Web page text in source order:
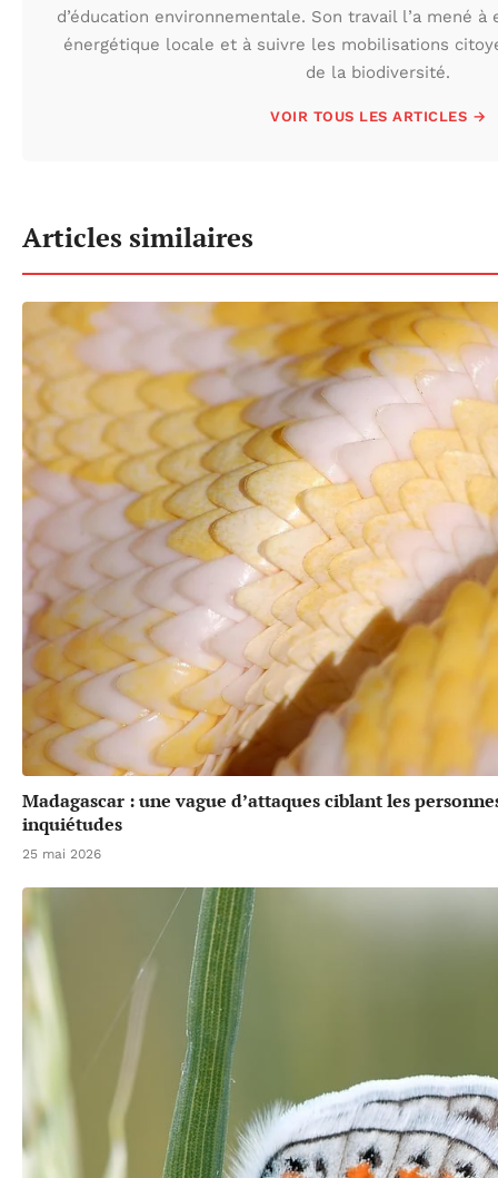
d’éducation environnementale. Son travail l’a mené
énergétique locale et à suivre les mobilisations
de la biodiversité.
VOIR TOUS LES ARTICLES →
Articles similaires
Madagascar : une vague d’attaques ciblant les
inquiétudes
25 mai 2026